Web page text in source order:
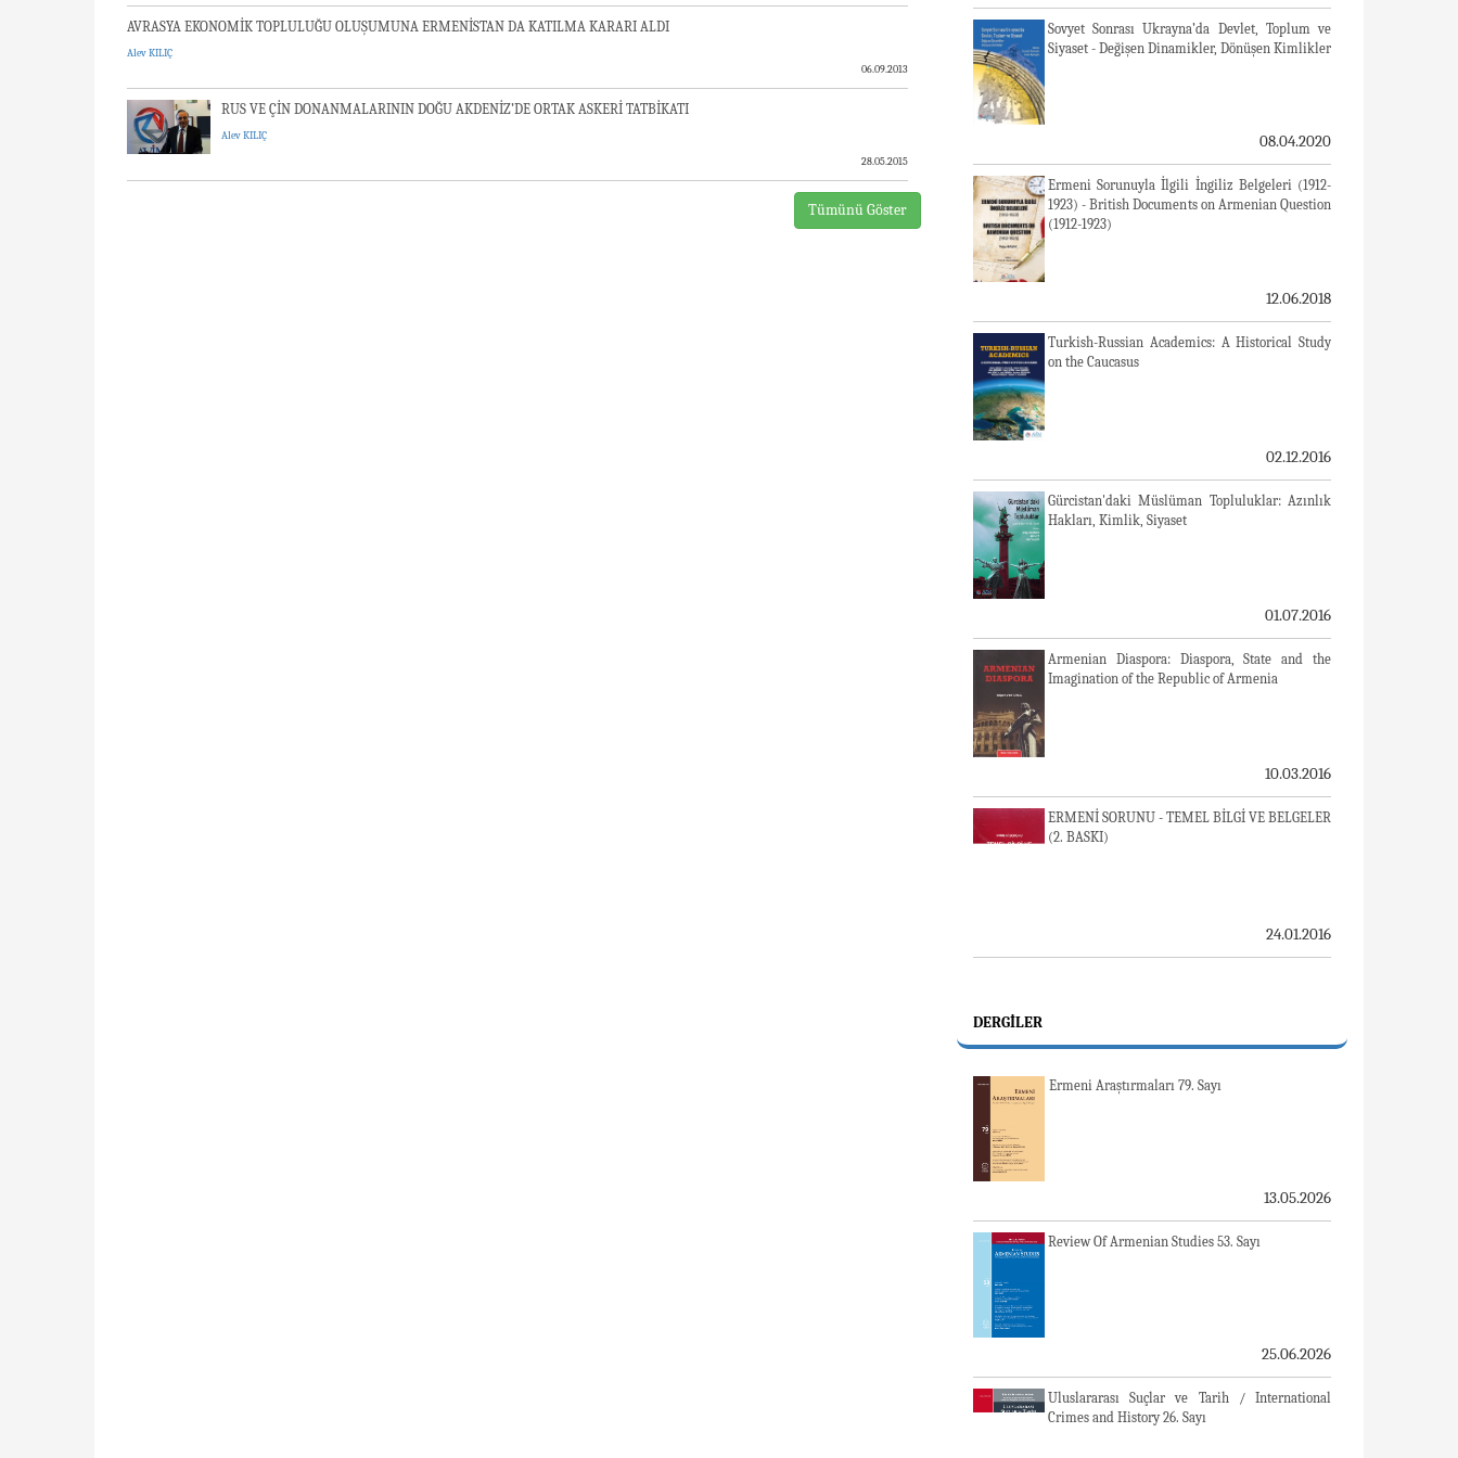
AVRASYA EKONOMİK TOPLULUĞU OLUŞUMUNA ERMENİSTAN DA KATILMA KARARI ALDI
Alev KILIÇ
06.09.2013
RUS VE ÇİN DONANMALARININ DOĞU AKDENİZ’DE ORTAK ASKERİ TATBİKATI
Alev KILIÇ
28.05.2015
Tümünü Göster
Sovyet Sonrası Ukrayna’da Devlet, Toplum ve
Siyaset - Değişen Dinamikler, Dönüşen Kimlikler
08.04.2020
Ermeni Sorunuyla İlgili İngiliz Belgeleri (1912-
1923) - British Documents on Armenian Question
(1912-1923)
12.06.2018
Turkish-Russian Academics: A Historical Study
on the Caucasus
02.12.2016
Gürcistan'daki Müslüman Topluluklar: Azınlık
Hakları, Kimlik, Siyaset
01.07.2016
Armenian Diaspora: Diaspora, State and the
Imagination of the Republic of Armenia
10.03.2016
ERMENİ SORUNU - TEMEL BİLGİ VE BELGELER
(2. BASKI)
24.01.2016
DERGILER
Ermeni Araştırmaları 79. Sayı
13.05.2026
Review Of Armenian Studies 53. Sayı
25.06.2026
Uluslararası Suçlar ve Tarih / International
Crimes and History 26. Sayı